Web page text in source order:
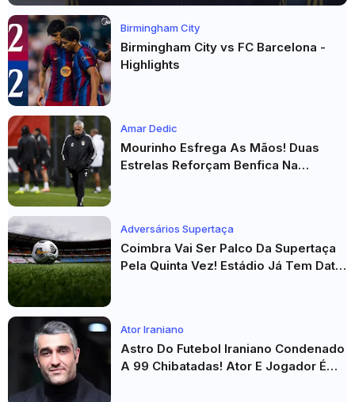
Birmingham City
Birmingham City vs FC Barcelona -
Highlights
Amar Dedic
Mourinho Esfrega As Mãos! Duas
Estrelas Reforçam Benfica Na
Adversários Supertaça
Coimbra Vai Ser Palco Da Supertaça
Pela Quinta Vez! Estádio Já Tem Data
Ator Iraniano
Astro Do Futebol Iraniano Condenado
A 99 Chibatadas! Ator E Jogador É